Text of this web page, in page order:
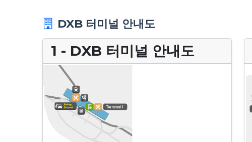
DXB 터미널 안내도
1 - DXB 터미널 안내도